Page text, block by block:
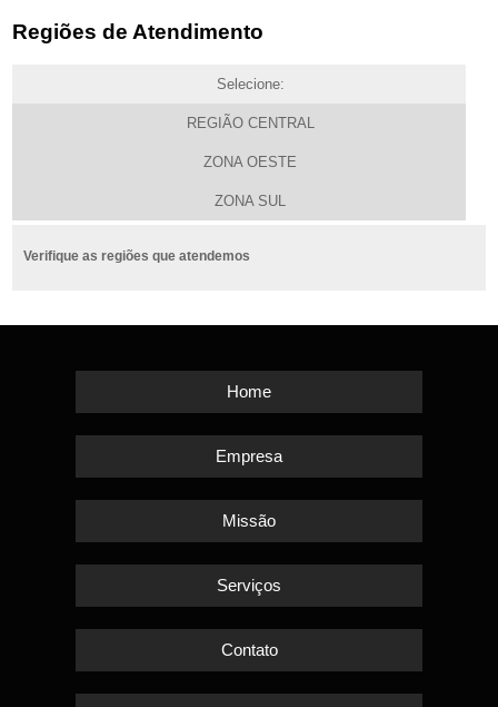
Regiões de Atendimento
Selecione:
REGIÃO CENTRAL
ZONA OESTE
ZONA SUL
Verifique as regiões que atendemos
Home
Empresa
Missão
Serviços
Contato